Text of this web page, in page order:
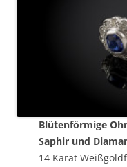
Blütenförmige
Saphir und
14 Karat